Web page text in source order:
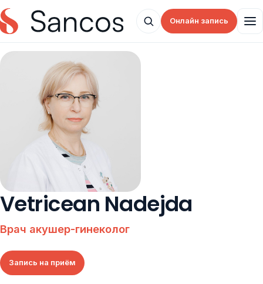
Онлайн запись
Vetricean Nadejda
Врач акушер-гинеколог
Запись на приём